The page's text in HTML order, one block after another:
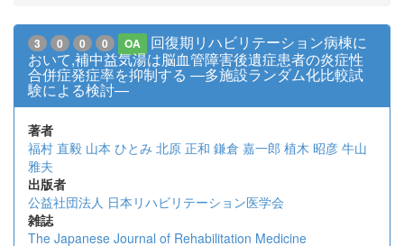
3 0 0 0 OA
回復期リハビリテーション病棟に
おいて,補中益気湯は脳血管障害後遺症患者の炎症性
合併症発症率を抑制する ―多施設ランダム化比較試
験による検討―
著者
福村 直毅 山本 ひとみ 北原 正和 鎌倉 嘉一郎 植木 昭彦 牛山
雅夫
出版者
公益社団法人 日本リハビリテーション医学会
雑誌
The Japanese Journal of Rehabilitation Medicine